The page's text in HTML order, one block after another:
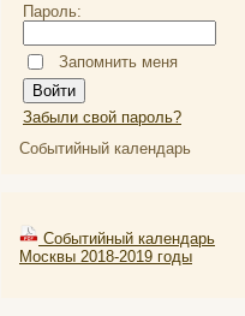
Пароль:
Запомнить меня
Забыли свой пароль?
Событийный календарь
Событийный календарь
Москвы 2018-2019 годы